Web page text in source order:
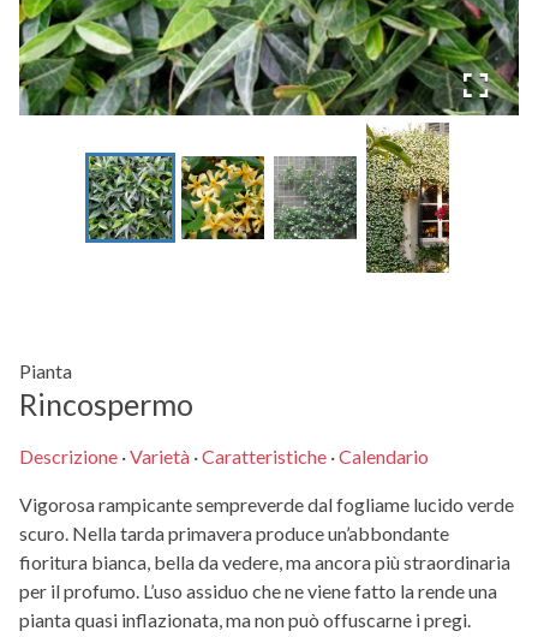
Pianta
Rincospermo
Descrizione ·Varietà ·Caratteristiche ·Calendario
Vigorosa rampicante sempreverde dal fogliame lucido verde
scuro. Nella tarda primavera produce un’abbondante
fioritura bianca, bella da vedere, ma ancora più straordinaria
per il profumo. L’uso assiduo che ne viene fatto la rende una
pianta quasi inflazionata, ma non può offuscarne i pregi.